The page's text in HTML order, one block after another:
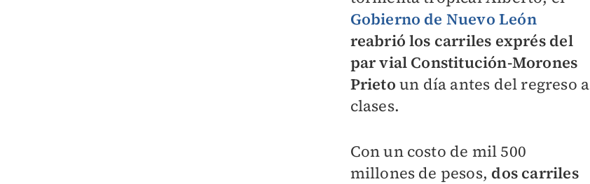
Gobierno de Nuevo León
reabrió los carriles exprés del
par vial Constitución-Morones
Prieto un día antes del regreso a
clases.
Con un costo de mil 500
millones de pesos, dos carriles